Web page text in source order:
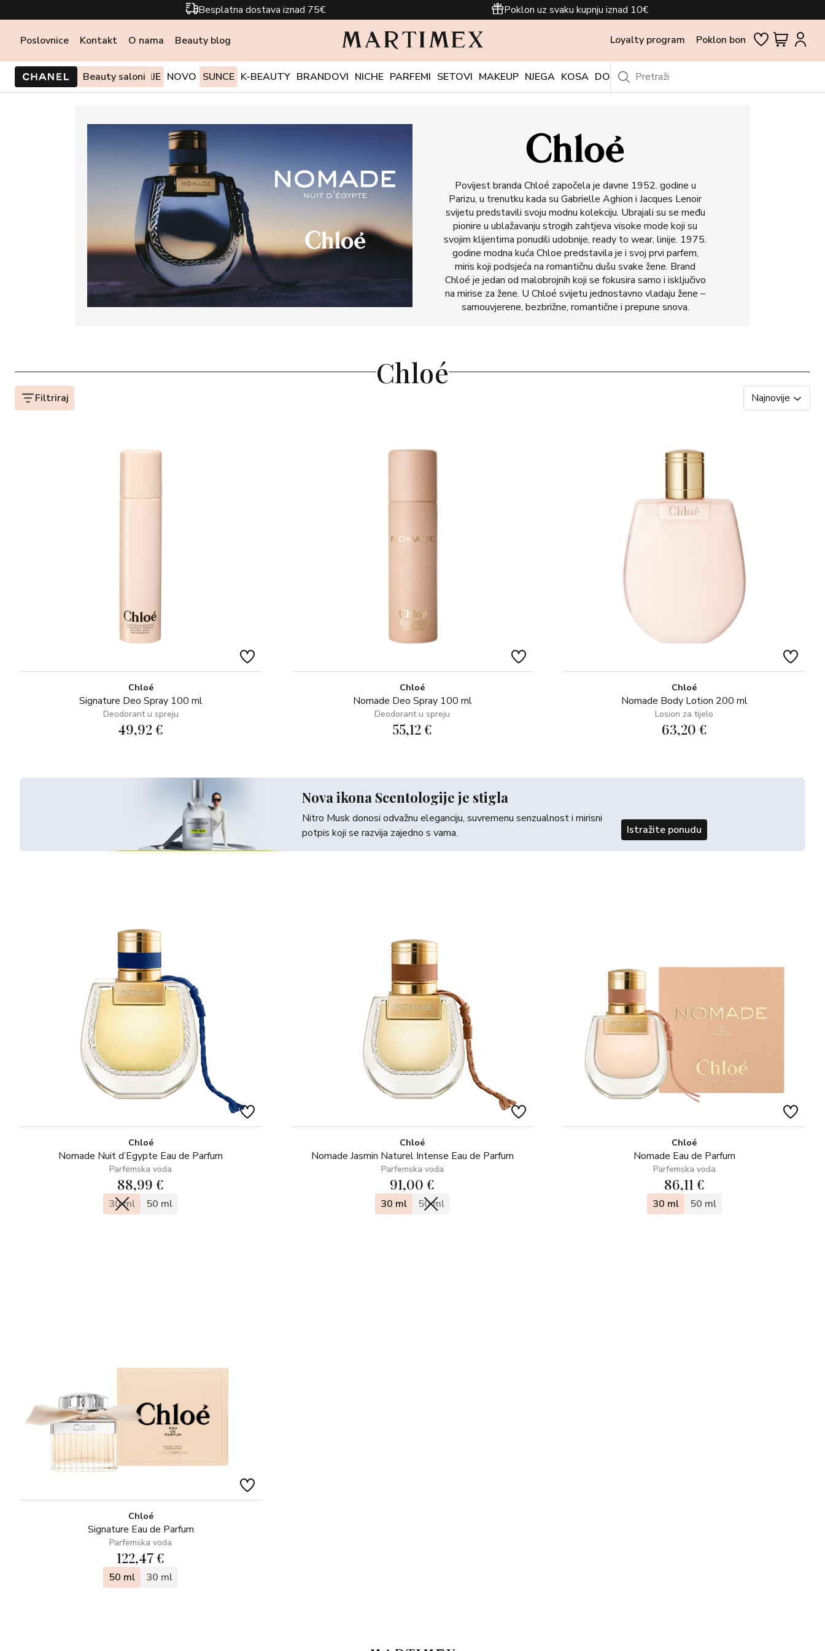
Besplatna dostava iznad 75€ Poklon uz svaku kupnju iznad 10€
Poslovnice Kontakt O nama Beauty blog Loyalty program Poklon bon
Beauty saloni
PONUDE I AKCIJE NOVO SUNCE K-BEAUTY BRANDOVI NICHE PARFEMI SETOVI MAKEUP NJEGA KOSA DODACI OUTLET
Povijest branda Chloé započela je davne 1952. godine u
Parizu, u trenutku kada su Gabrielle Aghion i Jacques Lenoir
svijetu predstavili svoju modnu kolekciju. Ubrajali su se među
pionire u ublažavanju strogih zahtjeva visoke mode koji su
svojim klijentima ponudili udobnije, ready to wear, linije. 1975.
godine modna kuća Chloe predstavila je i svoj prvi parfem,
miris koji podsjeća na romantičnu dušu svake žene. Brand
Chloé je jedan od malobrojnih koji se fokusira samo i isključivo
na mirise za žene. U Chloé svijetu jednostavno vladaju žene –
samouvjerene, bezbrižne, romantične i prepune snova.
Chloé
Filtriraj Najnovije
Chloé
Signature Deo Spray 100 ml
Deodorant u spreju
49,92 €
Chloé
Nomade Deo Spray 100 ml
Deodorant u spreju
55,12 €
Nova ikona Scentologije je stigla
Nitro Musk donosi odvažnu eleganciju, suvremenu senzualnost i mirisni
potpis koji se razvija zajedno s vama.
Istražite ponudu
Chloé
Nomade Body Lotion 200 ml
Losion za tijelo
63,20 €
Chloé
Nomade Nuit d’Egypte Eau de Parfum
Parfemska voda
88,99 €
30 ml 50 ml
Chloé
Nomade Jasmin Naturel Intense Eau de Parfum
Parfemska voda
91,00 €
30 ml 50 ml
Chloé
Nomade Eau de Parfum
Parfemska voda
86,11 €
30 ml 50 ml
Chloé
Signature Eau de Parfum
Parfemska voda
122,47 €
50 ml 30 ml